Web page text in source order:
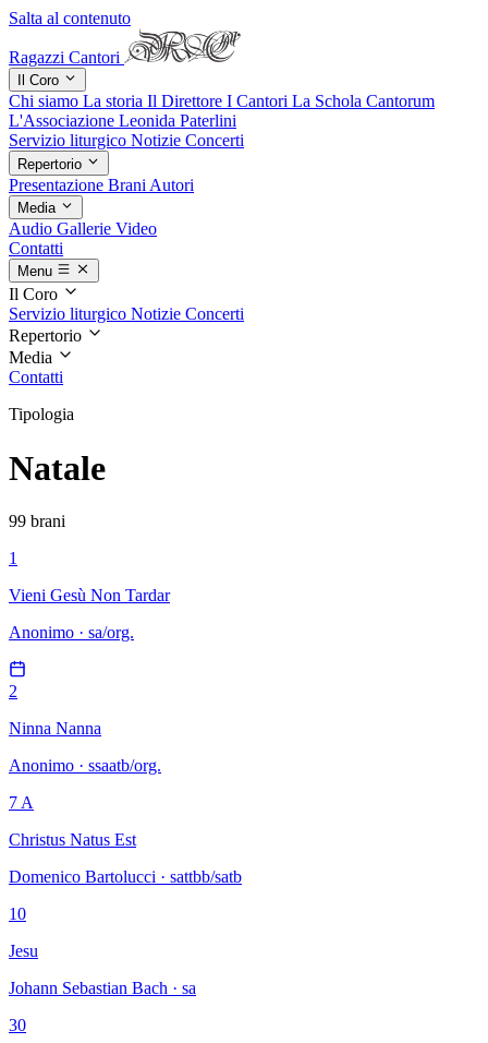
Salta al contenuto
Ragazzi Cantori
Il Coro
Chi siamo La storia Il Direttore I Cantori La Schola Cantorum
L'Associazione Leonida Paterlini
Servizio liturgico Notizie Concerti
Repertorio
Presentazione Brani Autori
Media
Audio Gallerie Video
Contatti
Menu
Il Coro
Servizio liturgico Notizie Concerti
Repertorio
Media
Contatti
Tipologia
Natale
99 brani
1
Vieni Gesù Non Tardar
Anonimo · sa/org.
2
Ninna Nanna
Anonimo · ssaatb/org.
7 A
Christus Natus Est
Domenico Bartolucci · sattbb/satb
10
Jesu
Johann Sebastian Bach · sa
30